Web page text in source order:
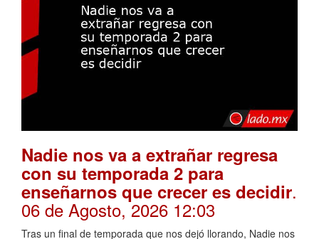
Nadie nos va a extrañar regresa
con su temporada 2 para
enseñarnos que crecer es decidir.
06 de Agosto, 2026 12:03
Tras un final de temporada que nos dejó llorando, Nadie nos